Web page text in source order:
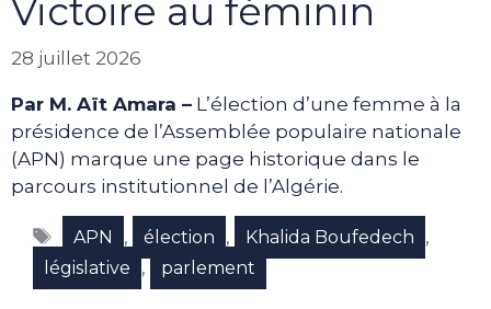
Victoire au féminin
28 juillet 2026
Par M. Aït Amara – L’élection d’une femme à la
présidence de l’Assemblée populaire nationale
(APN) marque une page historique dans le
parcours institutionnel de l’Algérie.
Étiquettes
APN , élection , Khalida Boufedech ,
législative , parlement